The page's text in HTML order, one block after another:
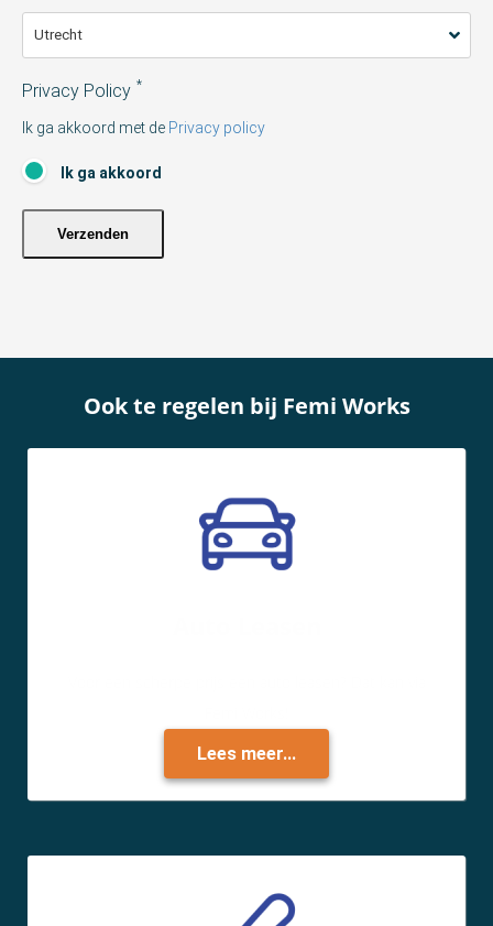
Privacy Policy *
Ik ga akkoord met de Privacy policy
Ik ga akkoord
Verzenden
Ook te regelen bij Femi Works
Lees meer...